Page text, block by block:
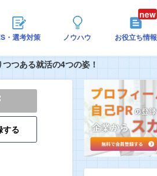
・選考対策 ノウハウ お役立ち情報
つある就活の4つの姿！
する